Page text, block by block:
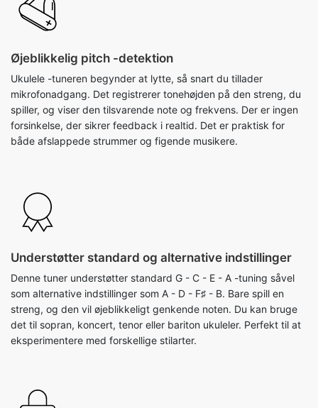
Øjeblikkelig pitch -detektion
Ukulele -tuneren begynder at lytte, så snart du tillader
mikrofonadgang. Det registrerer tonehøjden på den streng, du
spiller, og viser den tilsvarende note og frekvens. Der er ingen
forsinkelse, der sikrer feedback i realtid. Det er praktisk for
både afslappede strummer og figende musikere.
Understøtter standard og alternative indstillinger
Denne tuner understøtter standard G - C - E - A -tuning såvel
som alternative indstillinger som A - D - F♯ - B. Bare spill en
streng, og den vil øjeblikkeligt genkende noten. Du kan bruge
det til sopran, koncert, tenor eller bariton ukuleler. Perfekt til at
eksperimentere med forskellige stilarter.